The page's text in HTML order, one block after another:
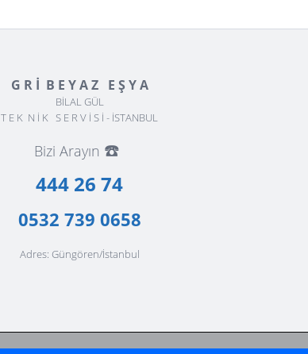
G R İ B E Y A Z E Ş Y A
BİLAL GÜL
T E K N İ K S E R V İ S İ - İSTANBUL
Bizi Arayın ☎️
444 26 74
0532 739 0658
Adres: Güngören/İstanbul